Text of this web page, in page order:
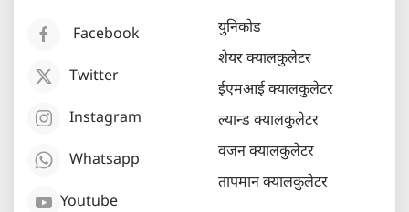
Facebook
Twitter
Instagram
Whatsapp
Youtube
युनिकोड
शेयर क्यालकुलेटर
ईएमआई क्यालकुलेटर
ल्यान्ड क्यालकुलेटर
वजन क्यालकुलेटर
तापमान क्यालकुलेटर